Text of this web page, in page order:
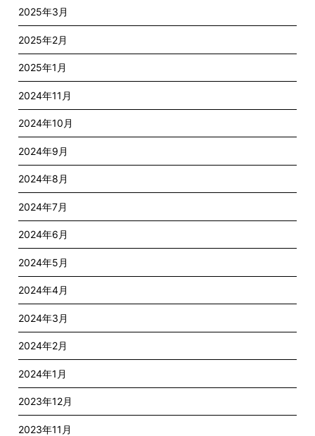
2025年3月
2025年2月
2025年1月
2024年11月
2024年10月
2024年9月
2024年8月
2024年7月
2024年6月
2024年5月
2024年4月
2024年3月
2024年2月
2024年1月
2023年12月
2023年11月